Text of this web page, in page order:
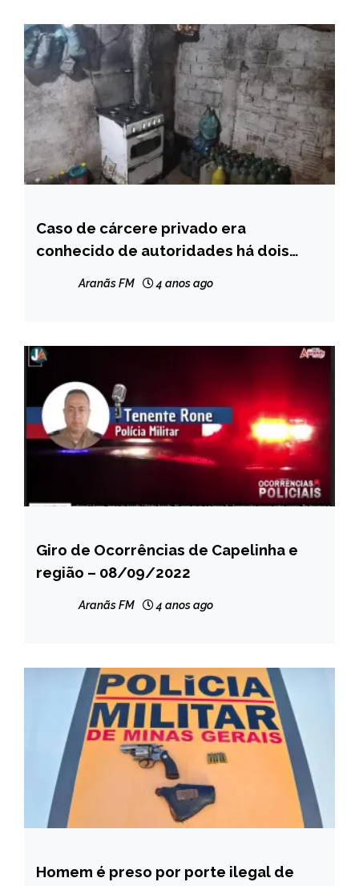
BRASIL
NOTÍCIAS
Caso de cárcere privado era
conhecido de autoridades há dois
Aranãs FM 4 anos ago
CAPELINHA
NOTÍCIAS
Giro de Ocorrências de Capelinha e
região – 08/09/2022
Aranãs FM 4 anos ago
CAPELINHA
Homem é preso por porte ilegal de